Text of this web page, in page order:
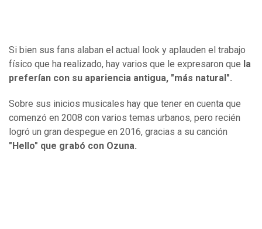
Si bien sus fans alaban el actual look y aplauden el trabajo
físico que ha realizado, hay varios que le expresaron que la
preferían con su apariencia antigua, "más natural".
Sobre sus inicios musicales hay que tener en cuenta que
comenzó en 2008 con varios temas urbanos, pero recién
logró un gran despegue en 2016, gracias a su canción
"Hello" que grabó con Ozuna.